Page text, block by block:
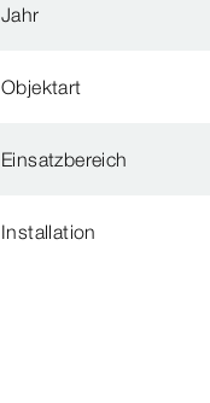
Jahr
Objektart
Einsatzbereich
Installation